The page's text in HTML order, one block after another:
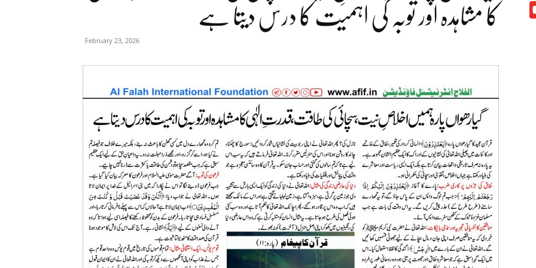
کا مشاہدہ اور توبہ کی اہمیت کا درس دیتا ہے
February 23, 2026